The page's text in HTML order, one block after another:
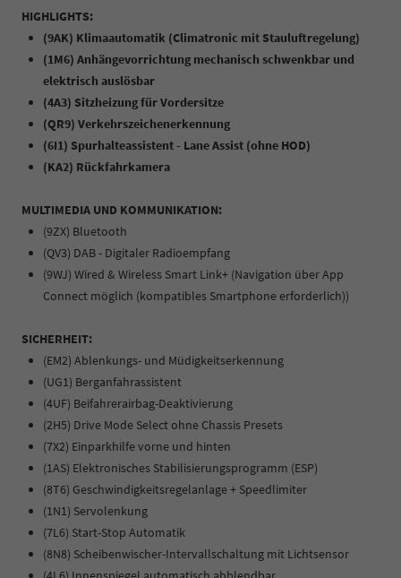
HIGHLIGHTS:
(9AK) Klimaautomatik (Climatronic mit Stauluftregelung)
(1M6) Anhängevorrichtung mechanisch schwenkbar und
elektrisch auslösbar
(4A3) Sitzheizung für Vordersitze
(QR9) Verkehrszeichenerkennung
(6I1) Spurhalteassistent - Lane Assist (ohne HOD)
(KA2) Rückfahrkamera
MULTIMEDIA UND KOMMUNIKATION:
(9ZX) Bluetooth
(QV3) DAB - Digitaler Radioempfang
(9WJ) Wired & Wireless Smart Link+ (Navigation über App
Connect möglich (kompatibles Smartphone erforderlich))
SICHERHEIT:
(EM2) Ablenkungs- und Müdigkeitserkennung
(UG1) Berganfahrassistent
(4UF) Beifahrerairbag-Deaktivierung
(2H5) Drive Mode Select ohne Chassis Presets
(7X2) Einparkhilfe vorne und hinten
(1AS) Elektronisches Stabilisierungsprogramm (ESP)
(8T6) Geschwindigkeitsregelanlage + Speedlimiter
(1N1) Servolenkung
(7L6) Start-Stop Automatik
(8N8) Scheibenwischer-Intervallschaltung mit Lichtsensor